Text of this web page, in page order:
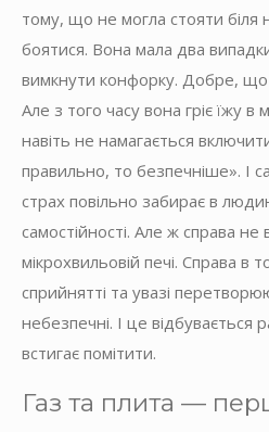
тому, що не могла стояти біля
боятися. Вона мала два
вимкнути конфорку. Добре, що
Але з того часу вона гріє їжу в
навіть не намагається
правильно, то безпечніше». І
страх повільно забирає в
самостійності. Але ж справа не
мікрохвильовій печі. Справа в
сприйнятті та увазі
небезпечні. І це відбувається
встигає помітити.
Газ та плита —